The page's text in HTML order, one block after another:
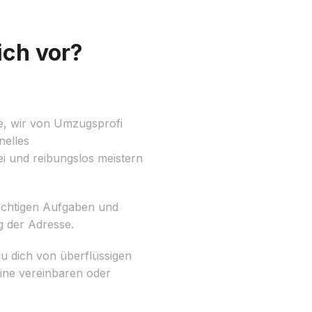
vor?
wir von Umzugsprofi
und reibungslos meistern
Aufgaben und
der Adresse.
dich von überflüssigen
vereinbaren oder